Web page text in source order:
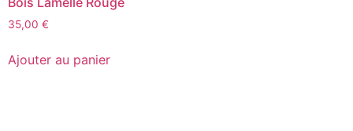
35,00 €
Ajouter au panier